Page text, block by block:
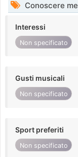
Conoscere me
Interessi
Non specificato
Gusti musicali
Non specificato
Sport preferiti
Non specificato